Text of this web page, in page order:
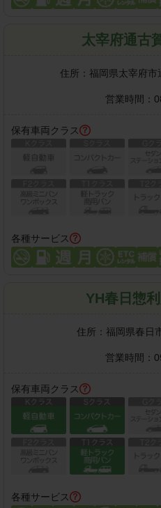
太宰府通古
住所： 福岡県太宰府
営業時間：
保有車両クラス
各種サービス
YH春日惣
住所： 福岡県春日
営業時間：
保有車両クラス
各種サービス